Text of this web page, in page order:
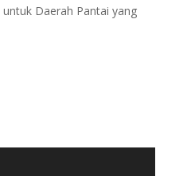
Daerah Pantai yang